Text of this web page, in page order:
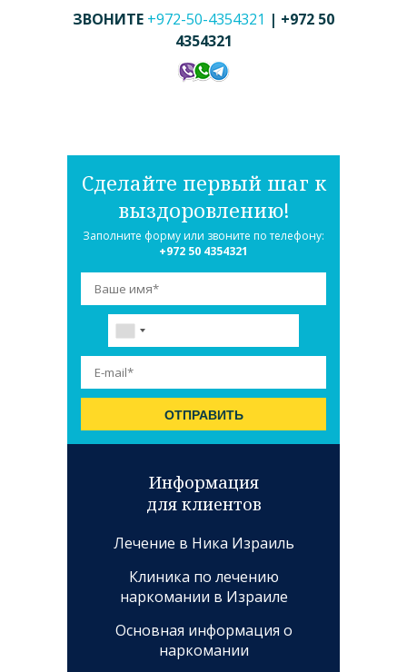
ЗВОНИТЕ +972-50-4354321 | +972 50
4354321
Сделайте первый шаг к
выздоровлению!
Заполните форму или звоните по телефону:
+972 50 4354321
Информация
для клиентов
Лечение в Ника Израиль
Клиника по лечению
наркомании в Израиле
Основная информация о
наркомании